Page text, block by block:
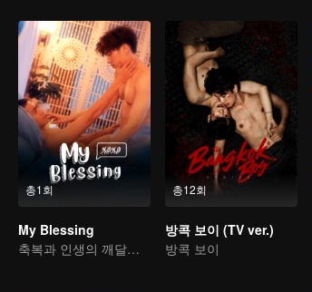
총1회
My Blessing
축복과 인생의 깨달음 이야기
총12회
방콕 보이 (TV ver.)
방콕 보이